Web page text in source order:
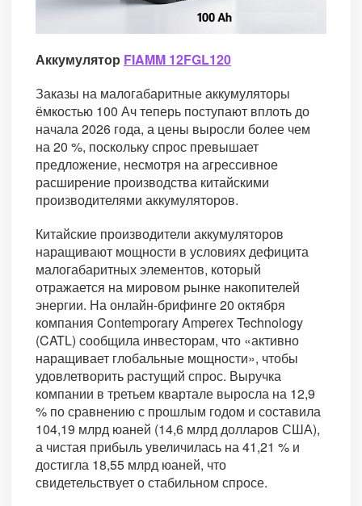
Аккумулятор FIAMM 12FGL120
Заказы на малогабаритные аккумуляторы
ёмкостью 100 Ач теперь поступают вплоть до
начала 2026 года, а цены выросли более чем
на 20 %, поскольку спрос превышает
предложение, несмотря на агрессивное
расширение производства китайскими
производителями аккумуляторов.
Китайские производители аккумуляторов
наращивают мощности в условиях дефицита
малогабаритных элементов, который
отражается на мировом рынке накопителей
энергии. На онлайн-брифинге 20 октября
компания Contemporary Amperex Technology
(CATL) сообщила инвесторам, что «активно
наращивает глобальные мощности», чтобы
удовлетворить растущий спрос. Выручка
компании в третьем квартале выросла на 12,9
% по сравнению с прошлым годом и составила
104,19 млрд юаней (14,6 млрд долларов США),
а чистая прибыль увеличилась на 41,21 % и
достигла 18,55 млрд юаней, что
свидетельствует о стабильном спросе.